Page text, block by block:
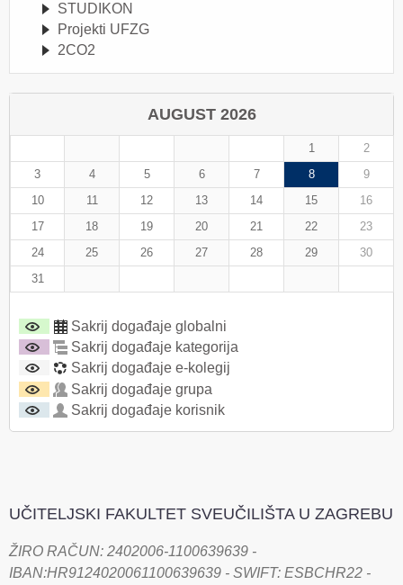
STUDIKON
Projekti UFZG
2CO2
AUGUST 2026
1
2
3
4 5 6 7 8
9
10
11 12 13 14 15
16
17
18 19 20 21 22
23
24
25 26 27 28 29
30
31
Sakrij događaje globalni
Sakrij događaje kategorija
Sakrij događaje e-kolegij
Sakrij događaje grupa
Sakrij događaje korisnik
UČITELJSKI FAKULTET SVEUČILIŠTA U ZAGREBU
ŽIRO RAČUN: 2402006-1100639639 -
IBAN:HR9124020061100639639 - SWIFT: ESBCHR22 -